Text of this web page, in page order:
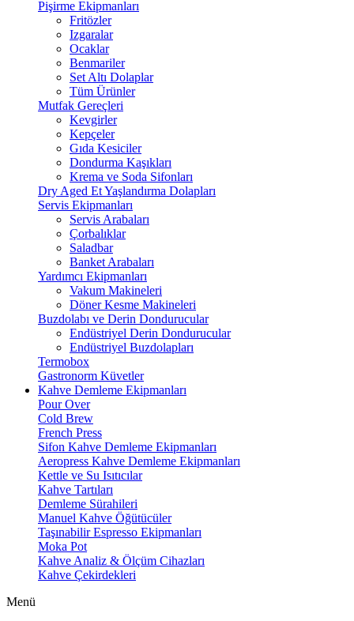
Pişirme Ekipmanları
Fritözler
Izgaralar
Ocaklar
Benmariler
Set Altı Dolaplar
Tüm Ürünler
Mutfak Gereçleri
Kevgirler
Kepçeler
Gıda Kesiciler
Dondurma Kaşıkları
Krema ve Soda Sifonları
Dry Aged Et Yaşlandırma Dolapları
Servis Ekipmanları
Servis Arabaları
Çorbalıklar
Saladbar
Banket Arabaları
Yardımcı Ekipmanları
Vakum Makineleri
Döner Kesme Makineleri
Buzdolabı ve Derin Dondurucular
Endüstriyel Derin Dondurucular
Endüstriyel Buzdolapları
Termobox
Gastronorm Küvetler
Kahve Demleme Ekipmanları
Pour Over
Cold Brew
French Press
Sifon Kahve Demleme Ekipmanları
Aeropress Kahve Demleme Ekipmanları
Kettle ve Su Isıtıcılar
Kahve Tartıları
Demleme Sürahileri
Manuel Kahve Öğütücüler
Taşınabilir Espresso Ekipmanları
Moka Pot
Kahve Analiz & Ölçüm Cihazları
Kahve Çekirdekleri
Menü